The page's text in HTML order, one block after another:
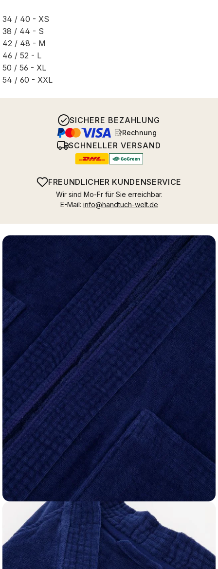
34 / 40 - XS
38 / 44 - S
42 / 48 - M
46 / 52 - L
50 / 56 - XL
54 / 60 - XXL
SICHERE BEZAHLUNG
Rechnung
SCHNELLER VERSAND
FREUNDLICHER KUNDENSERVICE
Wir sind Mo-Fr für Sie erreichbar.
E-Mail: info@handtuch-welt.de